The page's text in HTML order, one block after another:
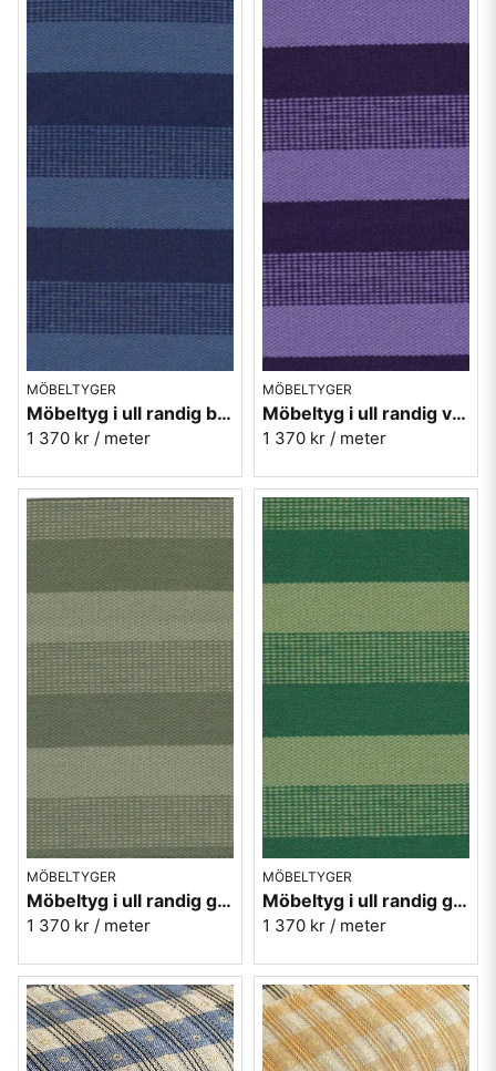
MÖBELTYGER
Möbeltyg i ull randig blå - Trio nr.51 Berghem
1 370 kr / meter
MÖBELTYGER
Möbeltyg i ull randig violett - Trio nr.40 Berghem
1 370 kr / meter
MÖBELTYGER
Möbeltyg i ull randig grön - Trio nr.70 Berghem
1 370 kr / meter
MÖBELTYGER
Möbeltyg i ull randig grön - Trio nr.71 Berghem
1 370 kr / meter